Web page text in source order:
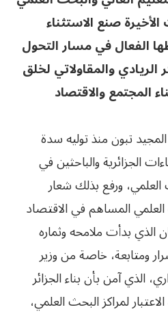
صنع الاستثناء
الفعال في مسار التحول
الريادي والمقاولاتي لخلق
المجتمع والاقتصاد
تبون منذ توليه سدة
على الكفاءات الجزائرية والباحثين في
العلمي، ورفع بذلك شعار
العلمي المساهم في الاقتصاد
الذي بدأت ملامحه وثماره
ومتابعة، خاصة من وزير
الذي آمن بأن بناء الجزائر
لمراكز البحث العلمي،